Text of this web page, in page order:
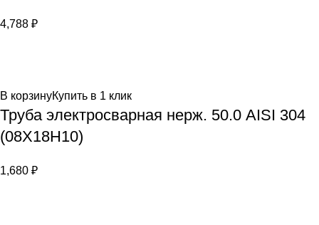
4,788 ₽
В корзинуКупить в 1 клик
Труба электросварная нерж. 50.0 AISI 304
(08Х18Н10)
1,680 ₽